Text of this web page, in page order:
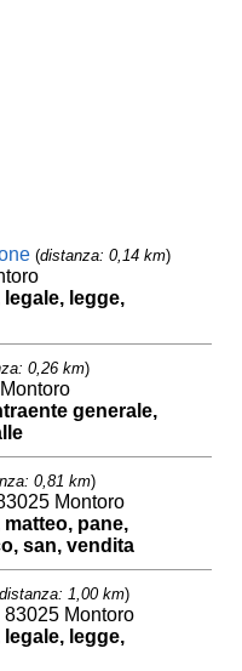
(distanza: 0,14 km)
legge,
0,26 km)
generale,
0,81 km)
Montoro
pane,
san, vendita
distanza: 1,00 km)
Montoro
legge,